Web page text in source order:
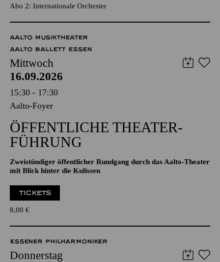
Abo 2: Internationale Orchester
AALTO MUSIKTHEATER
AALTO BALLETT ESSEN
Mittwoch
16.09.2026
15:30 - 17:30
Aalto-Foyer
ÖFFENTLICHE THEATER­
FÜHRUNG
Zweistündiger öffentlicher Rundgang durch das Aalto-Theater
mit Blick hinter die Kulissen
TICKETS
8,00 €
ESSENER PHILHARMONIKER
Donnerstag